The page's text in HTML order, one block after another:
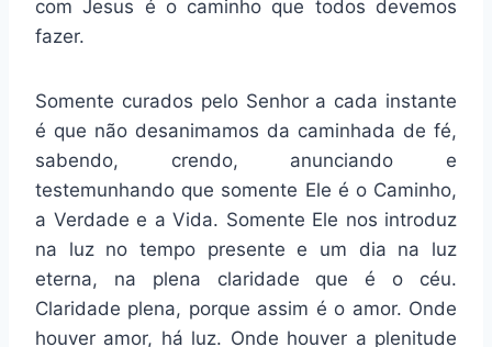
com Jesus é o caminho que todos devemos
fazer.
Somente curados pelo Senhor a cada instante
é que não desanimamos da caminhada de fé,
sabendo, crendo, anunciando e
testemunhando que somente Ele é o Caminho,
a Verdade e a Vida. Somente Ele nos introduz
na luz no tempo presente e um dia na luz
eterna, na plena claridade que é o céu.
Claridade plena, porque assim é o amor. Onde
houver amor, há luz. Onde houver a plenitude